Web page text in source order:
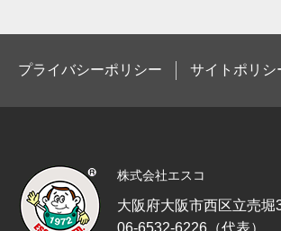
プライバシーポリシー サイトポリシ
株式会社エスコ
大阪府大阪市西区立売堀